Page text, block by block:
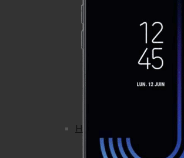
iPhone 6S Plus
iPhone 6 Plus
iPhone 5C
Honor
Honor view
Honor View 20